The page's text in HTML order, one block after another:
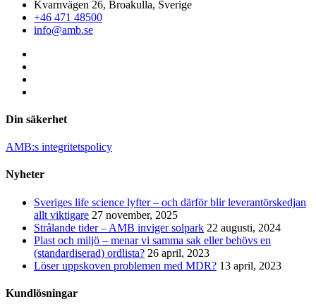
Kvarnvägen 26, Broakulla, Sverige
+46 471 48500
info@amb.se
Din säkerhet
AMB:s integritetspolicy
Nyheter
Sveriges life science lyfter – och därför blir leverantörskedjan
allt viktigare 27 november, 2025
Strålande tider – AMB inviger solpark 22 augusti, 2024
Plast och miljö – menar vi samma sak eller behövs en
(standardiserad) ordlista? 26 april, 2023
Löser uppskoven problemen med MDR? 13 april, 2023
Kundlösningar